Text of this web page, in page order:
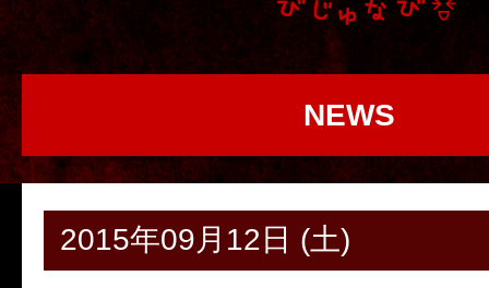
NEWS
2015年09月12日 (土)